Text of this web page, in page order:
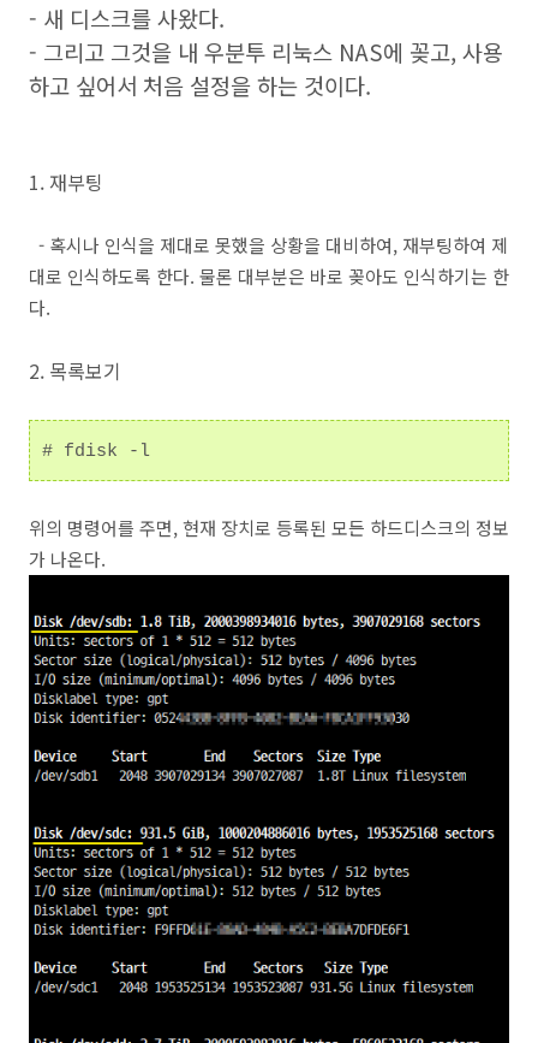
- 새 디스크를 사왔다.
- 그리고 그것을 내 우분투 리눅스 NAS에 꽂고, 사용
하고 싶어서 처음 설정을 하는 것이다.
1. 재부팅
- 혹시나 인식을 제대로 못했을 상황을 대비하여, 재부팅하여 제
대로 인식하도록 한다. 물론 대부분은 바로 꽂아도 인식하기는 한
다.
2. 목록보기
# fdisk -l
위의 명령어를 주면, 현재 장치로 등록된 모든 하드디스크의 정보
가 나온다.